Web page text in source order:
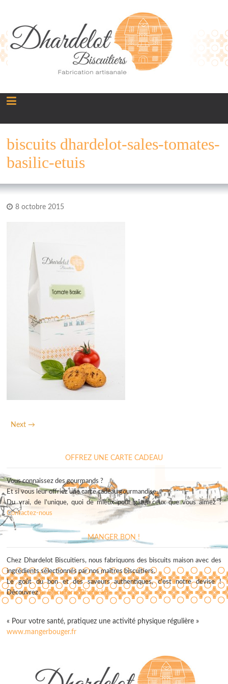
biscuits dhardelot-sales-tomates-
basilic-etuis
8 octobre 2015
Next →
OFFREZ UNE CARTE CADEAU
Vous connaissez des gourmands ?
Et si vous leur offriez une carte cadeau gourmandise...
Du vrai, de l'unique, quoi de mieux pour gâter ceux que vous aimez !
Contactez-nous
MANGER BON !
Chez Dhardelot Biscuitiers, nous fabriquons des biscuits maison avec des
ingrédients sélectionnés par nos maîtres biscuitiers.
Le goût du bon et des saveurs authentiques, c'est notre devise !
DécouvrezLa Biscuiterie Dhardelot
« Pour votre santé, pratiquez une activité physique régulière »
www.mangerbouger.fr